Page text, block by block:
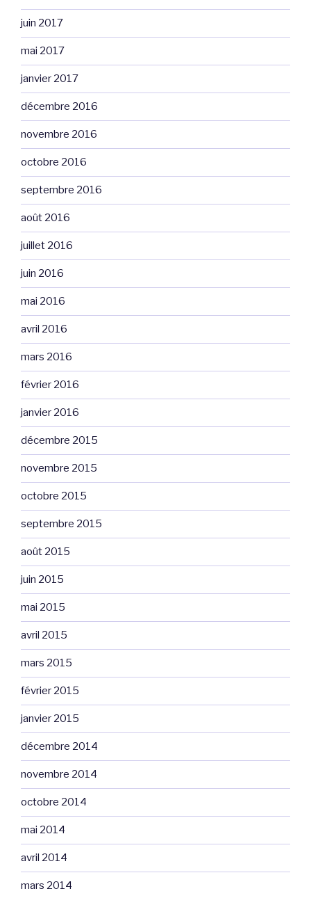
juin 2017
mai 2017
janvier 2017
décembre 2016
novembre 2016
octobre 2016
septembre 2016
août 2016
juillet 2016
juin 2016
mai 2016
avril 2016
mars 2016
février 2016
janvier 2016
décembre 2015
novembre 2015
octobre 2015
septembre 2015
août 2015
juin 2015
mai 2015
avril 2015
mars 2015
février 2015
janvier 2015
décembre 2014
novembre 2014
octobre 2014
mai 2014
avril 2014
mars 2014